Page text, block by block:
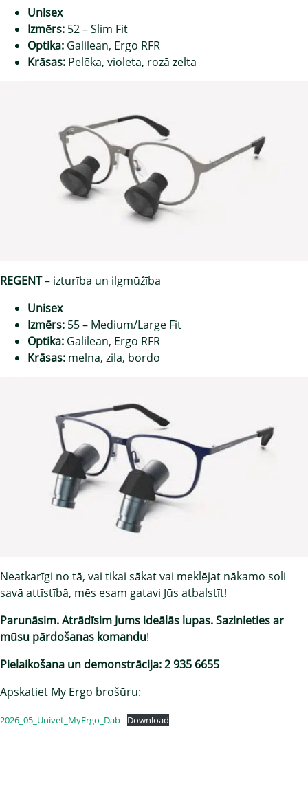
Unisex
Izmērs: 52 – Slim Fit
Optika: Galilean, Ergo RFR
Krāsas: Pelēka, violeta, rozā zelta
REGENT– izturība un ilgmūžība
Unisex
Izmērs: 55 – Medium/Large Fit
Optika: Galilean, Ergo RFR
Krāsas: melna, zila, bordo
Neatkarīgi no tā, vai tikai sākat vai meklējat nākamo soli
savā attīstībā, mēs esam gatavi Jūs atbalstīt!
Parunāsim. Atrādīsim Jums ideālās lupas.Sazinieties ar
mūsu pārdošanas komandu!
Pielaikošana un demonstrācija: 2 935 6655
Apskatiet My Ergo brošūru:
2026_05_Univet_MyErgo_Dab Download